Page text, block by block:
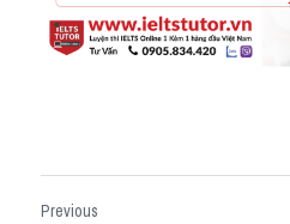
Previous